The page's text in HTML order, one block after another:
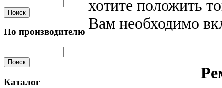
По производителю
Каталог
хотите положить
Вам необходимо